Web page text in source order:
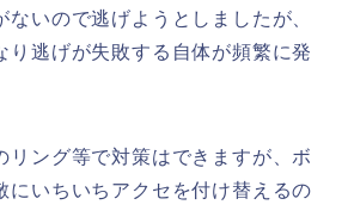
ないので逃げようとしましたが、
り逃げが失敗する自体が頻繁に発
リング等で対策はできますが、ボ
にいちいちアクセを付け替えるの